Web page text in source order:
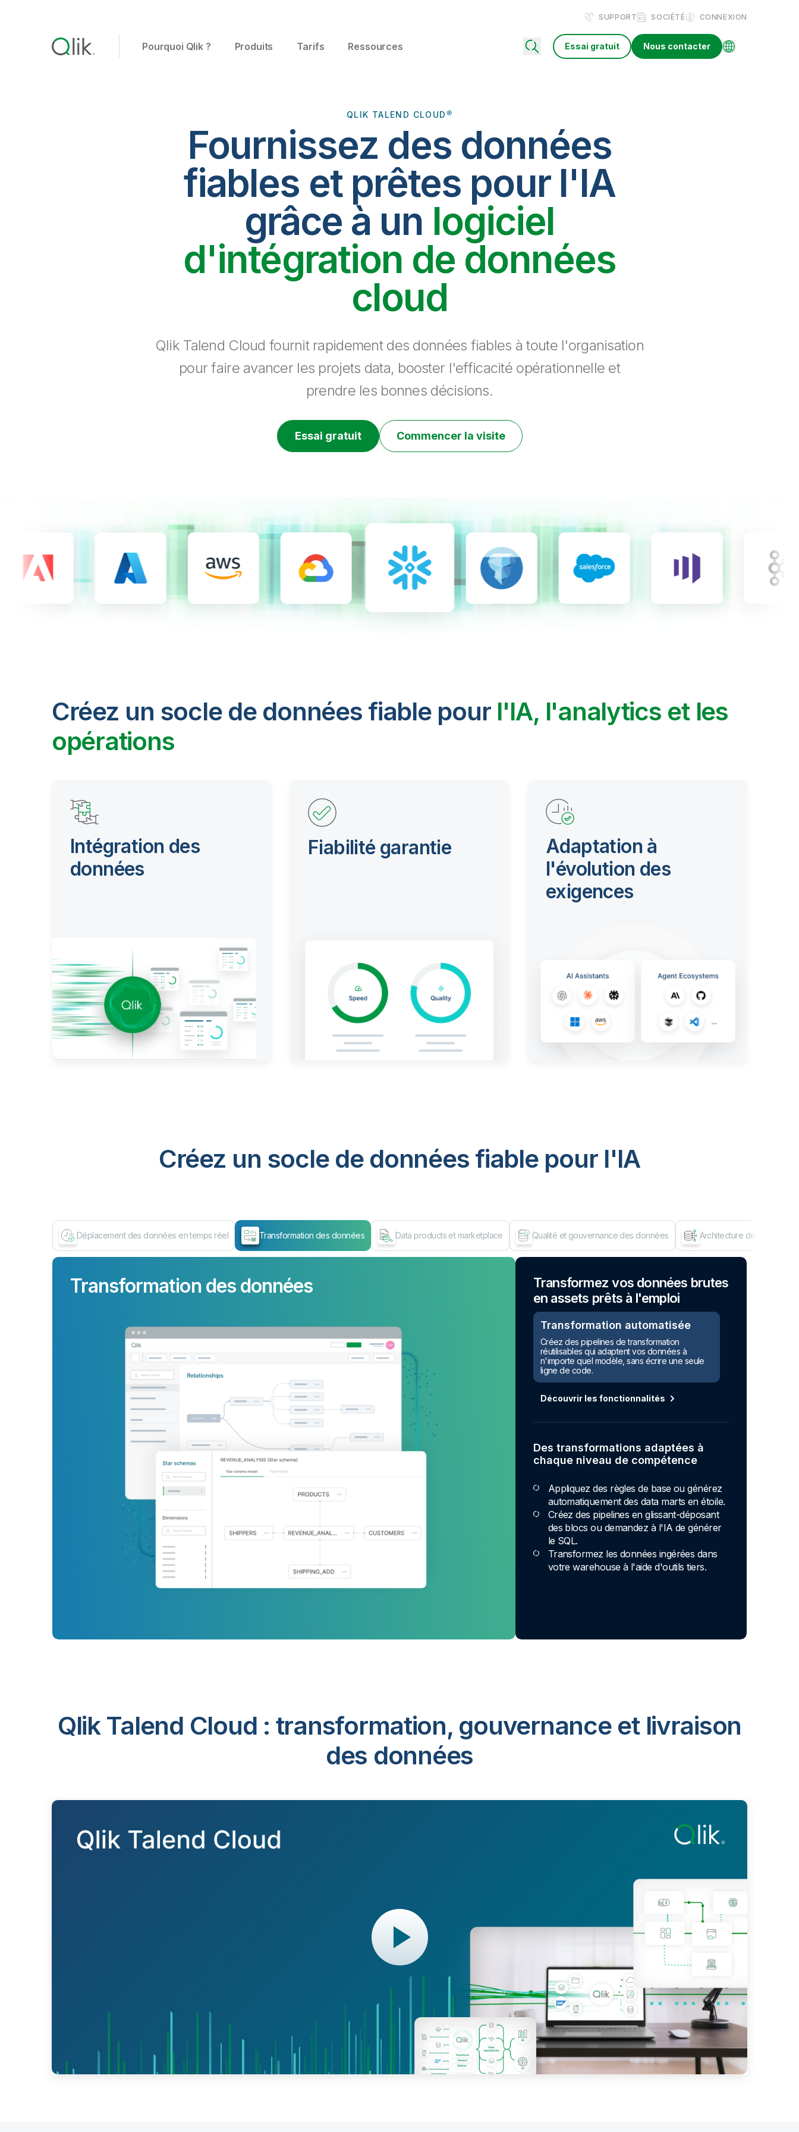
SUPPORT SOCIÉTÉ CONNEXION
Pourquoi Qlik ? Produits Tarifs Ressources Essai gratuit Nous contacter
QLIK TALEND CLOUD®
Fournissez des données
fiables et prêtes pour l'IA
grâce à un logiciel
d'intégration de données
cloud
Qlik Talend Cloud fournit rapidement des données fiables à toute l'organisation
pour faire avancer les projets data, booster l'efficacité opérationnelle et
prendre les bonnes décisions.
Essai gratuit Commencer la visite
Créez un socle de données fiable pour l'IA, l'analytics et les
opérations
Intégration des
données
Fiabilité garantie
Adaptation à
l'évolution des
exigences
Créez un socle de données fiable pour I'IA
Déplacement des données en temps réel Transformation des données Data products et marketplace Qualité et gouvernance des données Architecture de données
Transformation des données
Transformez vos données brutes
en assets prêts à l'emploi
Transformation automatisée
Créez des pipelines de transformation
réutilisables qui adaptent vos données à
n'importe quel modèle, sans écrire une seule
ligne de code.
Découvrir les fonctionnalités
Des transformations adaptées à
chaque niveau de compétence
Appliquez des règles de base ou générez
automatiquement des data marts en étoile.
Créez des pipelines en glissant-déposant
des blocs ou demandez à l'IA de générer
le SQL.
Transformez les données ingérées dans
votre warehouse à l'aide d'outils tiers.
Qlik Talend Cloud : transformation, gouvernance et livraison
des données